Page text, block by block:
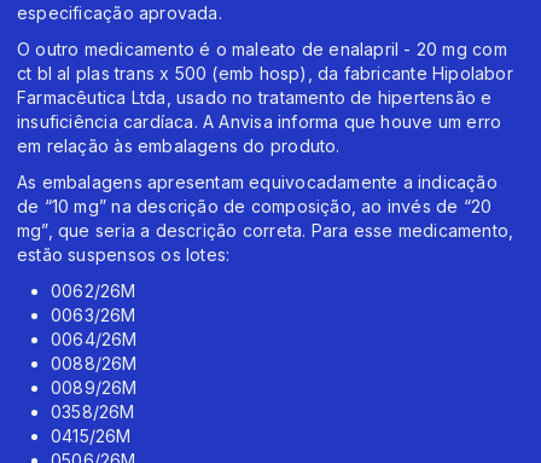
especificação aprovada.
O outro medicamento é o maleato de enalapril - 20 mg com
ct bl al plas trans x 500 (emb hosp), da fabricante Hipolabor
Farmacêutica Ltda, usado no tratamento de hipertensão e
insuficiência cardíaca. A Anvisa informa que houve um erro
em relação às embalagens do produto.
As embalagens apresentam equivocadamente a indicação
de “10 mg” na descrição de composição, ao invés de “20
mg”, que seria a descrição correta. Para esse medicamento,
estão suspensos os lotes:
0062/26M
0063/26M
0064/26M
0088/26M
0089/26M
0358/26M
0415/26M